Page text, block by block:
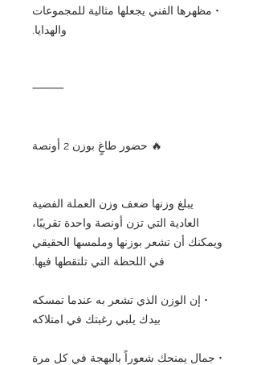
• مظهرها الفني يجعلها مثالية للمجموعات
والهدايا.
⸻
🔥 حضور طاغٍ بوزن 2 أونصة
يبلغ وزنها ضعف وزن العملة الفضية
العادية التي تزن أونصة واحدة تقريبًا،
ويمكنك أن تشعر بوزنها وملمسها الحقيقي
في اللحظة التي تلتقطها فيها.
• إن الوزن الذي تشعر به عندما تمسكه
بيدك يلبي رغبتك في امتلاكه
• جمال يمنحك شعوراً بالبهجة في كل مرة